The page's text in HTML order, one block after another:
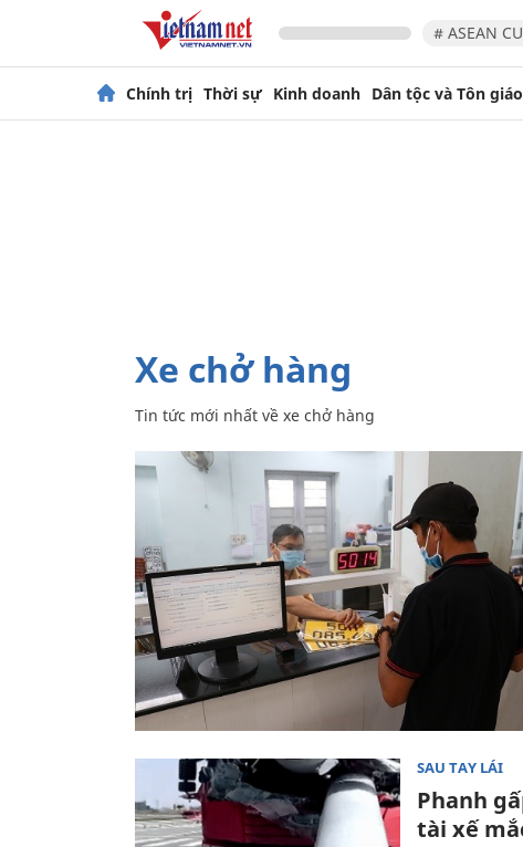
# ASEAN
Chính trị Thời sự Kinh doanh Dân tộc và Tôn giáo
xe chở hàng
Tin tức mới nhất về xe chở hàng
SAU TAY LÁI
Phanh
tài xế